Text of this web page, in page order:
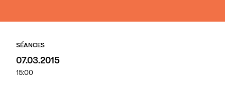
SÉANCES
07.03.2015
15:00